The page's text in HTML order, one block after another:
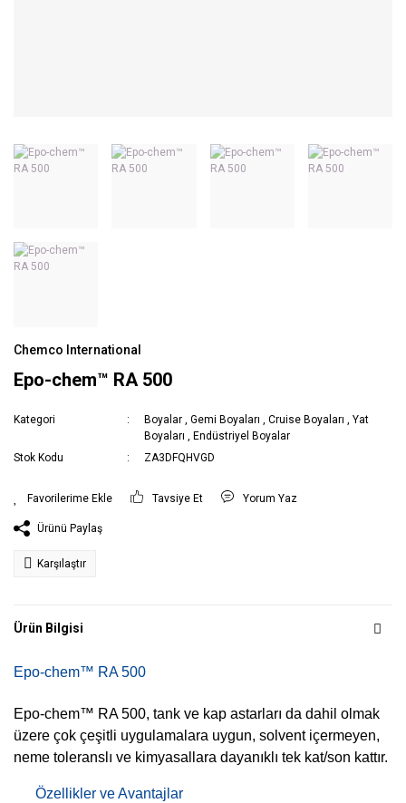
Chemco International
Epo-chem™ RA 500
Kategori Boyalar ,Gemi Boyaları ,Cruise Boyaları ,Yat
Boyaları
,Endüstriyel Boyalar
Stok Kodu
ZA3DFQHVGD
Tavsiye Et Yorum Yaz
Ürünü Paylaş
Karşılaştır
Ürün Bilgisi
Epo-chem™ RA 500
Epo-chem™ RA 500, tank ve kap astarları da dahil olmak
üzere çok çeşitli uygulamalara uygun, solvent içermeyen,
neme toleranslı ve kimyasallara dayanıklı tek kat/son kattır.
Özellikler ve Avantajlar